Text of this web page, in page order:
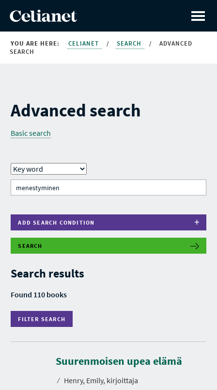
YOU ARE HERE: CELIANET / SEARCH /
ADVANCED
SEARCH
Advanced search
Basic search
ADD SEARCH CONDITION
SEARCH
Search results
Found 110 books
FILTER SEARCH
F
T
S
A
R
C
Suurenmoisen upea elämä
⁄ Henry, Emily, kirjoittaja